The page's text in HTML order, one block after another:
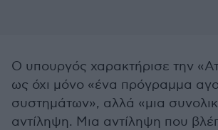
Ο υπουργός χαρακτήρισε την
ως όχι μόνο «ένα πρόγραμμα
συστημάτων», αλλά «μια
αντίληψη. Μια αντίληψη που